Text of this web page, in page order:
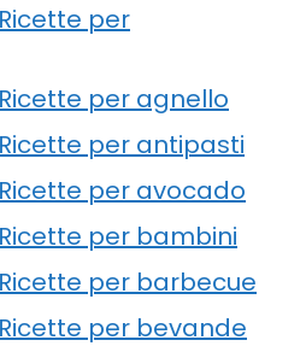
per
per agnello
per antipasti
per avocado
per bambini
per barbecue
per bevande